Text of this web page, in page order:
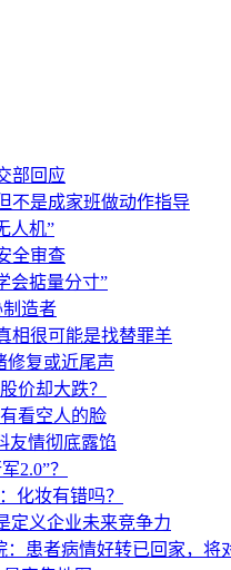
部回应
不是成家班做动作指导
人机”
全审查
会掂量分寸”
造者
相很可能是找替罪羊
修复或近尾声
价却大跌？
看空人的脸
友情彻底露馅
2.0”？
化妆有错吗？
定义企业未来竞争力
患者病情好转已回家，将